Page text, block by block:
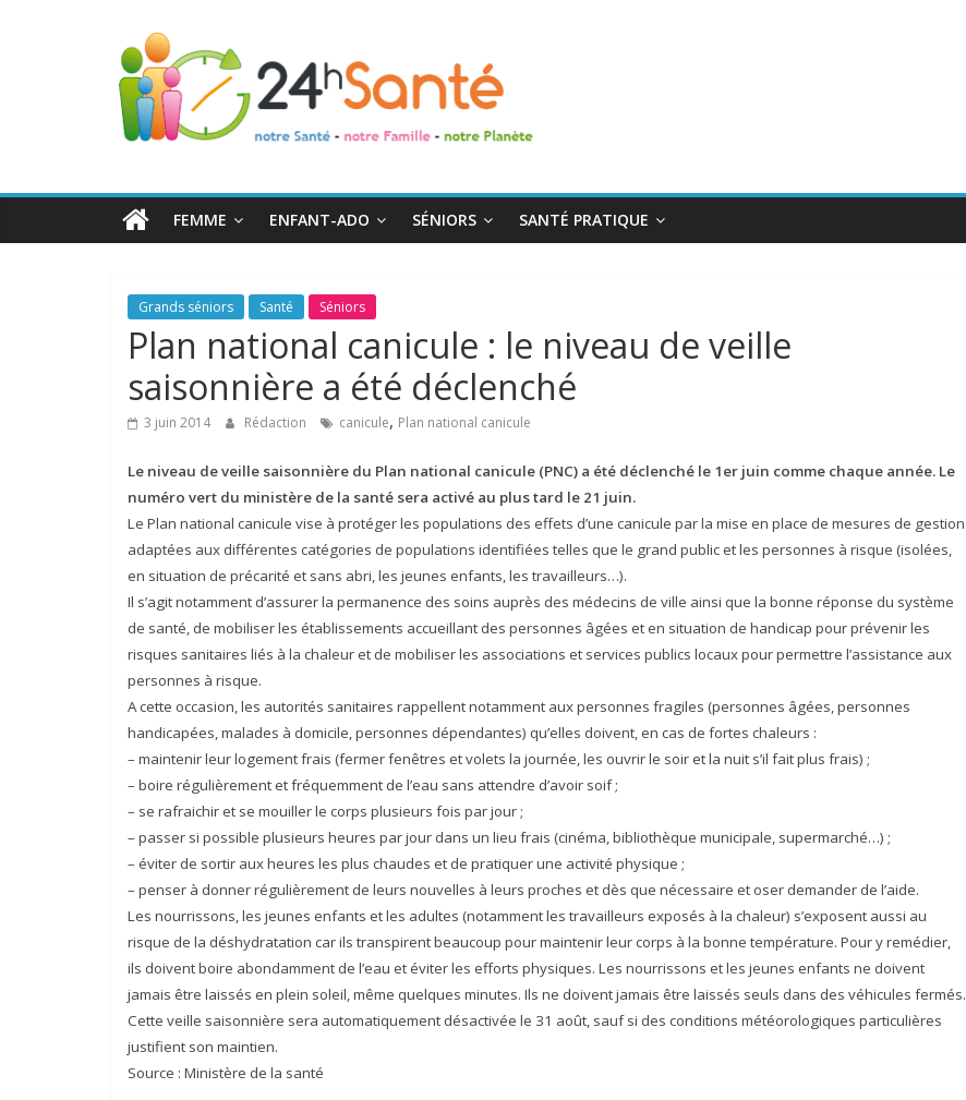
24h
Santé
toute
FEMME ENFANT-ADO SÉNIORS SANTÉ PRATIQUE
Grands séniors Santé Séniors
Plan national canicule : le niveau de veille
saisonnière a été déclenché
3 juin 2014 Rédaction canicule, Plan national canicule
Le niveau de veille saisonnière du Plan national canicule (PNC) a été déclenché le 1er juin comme chaque année. Le
numéro vert du ministère de la santé sera activé au plus tard le 21 juin.
Le Plan national canicule vise à protéger les populations des effets d’une canicule par la mise en place de mesures de gestion
adaptées aux différentes catégories de populations identifiées telles que le grand public et les personnes à risque (isolées,
en situation de précarité et sans abri, les jeunes enfants, les travailleurs…).
Il s’agit notamment d’assurer la permanence des soins auprès des médecins de ville ainsi que la bonne réponse du système
de santé, de mobiliser les établissements accueillant des personnes âgées et en situation de handicap pour prévenir les
risques sanitaires liés à la chaleur et de mobiliser les associations et services publics locaux pour permettre l’assistance aux
personnes à risque.
A cette occasion, les autorités sanitaires rappellent notamment aux personnes fragiles (personnes âgées, personnes
handicapées, malades à domicile, personnes dépendantes) qu’elles doivent, en cas de fortes chaleurs :
– maintenir leur logement frais (fermer fenêtres et volets la journée, les ouvrir le soir et la nuit s’il fait plus frais) ;
– boire régulièrement et fréquemment de l’eau sans attendre d’avoir soif ;
– se rafraichir et se mouiller le corps plusieurs fois par jour ;
– passer si possible plusieurs heures par jour dans un lieu frais (cinéma, bibliothèque municipale, supermarché…) ;
– éviter de sortir aux heures les plus chaudes et de pratiquer une activité physique ;
– penser à donner régulièrement de leurs nouvelles à leurs proches et dès que nécessaire et oser demander de l’aide.
Les nourrissons, les jeunes enfants et les adultes (notamment les travailleurs exposés à la chaleur) s’exposent aussi au
risque de la déshydratation car ils transpirent beaucoup pour maintenir leur corps à la bonne température. Pour y remédier,
ils doivent boire abondamment de l’eau et éviter les efforts physiques. Les nourrissons et les jeunes enfants ne doivent
jamais être laissés en plein soleil, même quelques minutes. Ils ne doivent jamais être laissés seuls dans des véhicules fermés.
Cette veille saisonnière sera automatiquement désactivée le 31 août, sauf si des conditions météorologiques particulières
justifient son maintien.
Source : Ministère de la santé